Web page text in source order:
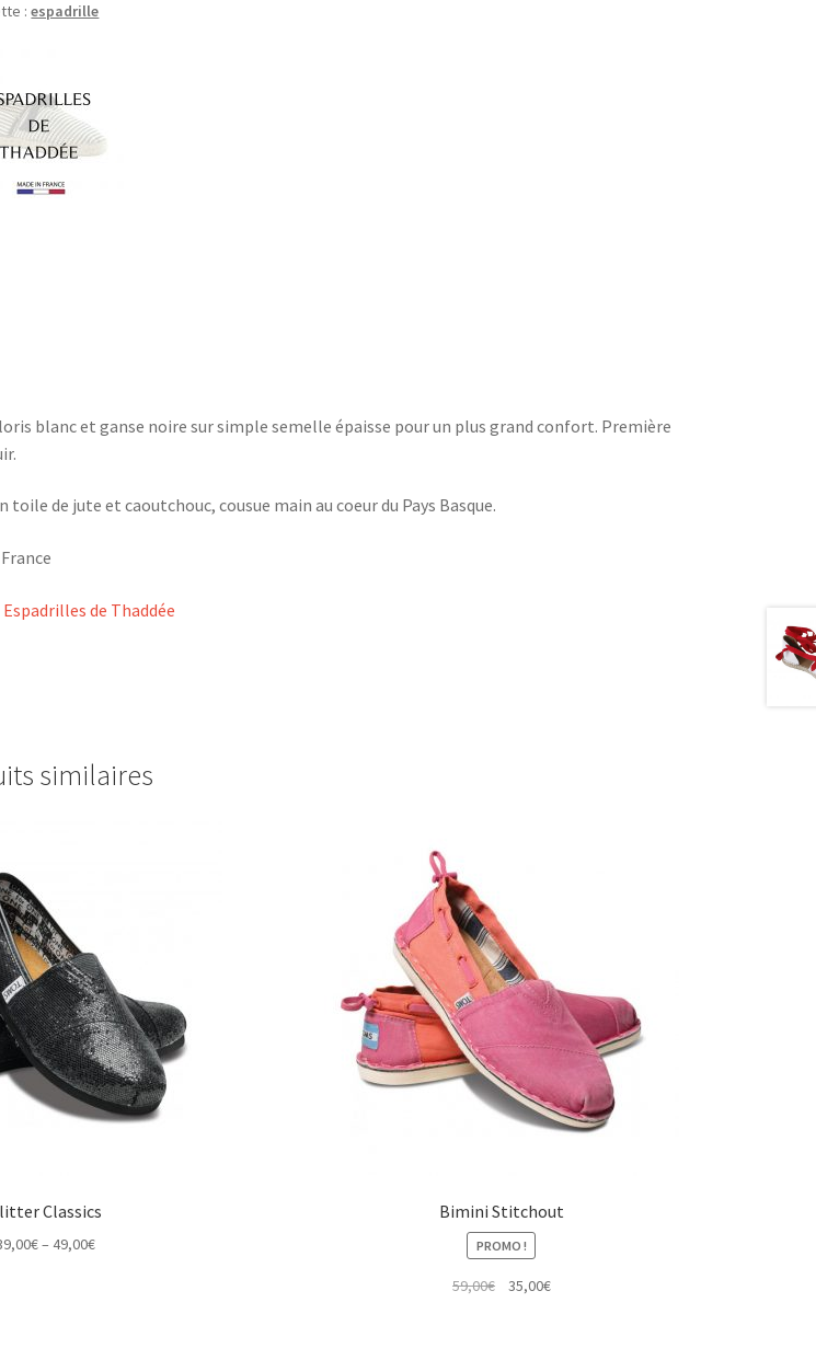
:espadrille
blanc et ganse noire sur simple semelle épaisse pour un plus grand confort. Première
toile de jute et caoutchouc, cousue main au coeur du Pays Basque.
Espadrilles de Thaddée
similaires
Classics
€– 49,00€Price
Bimini Stitchout
PROMO !
59,00€
Le35,00€Le